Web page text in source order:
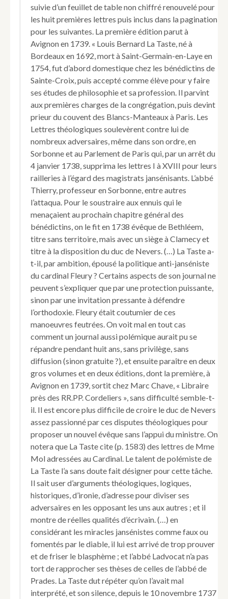
suivie d’un feuillet de table non chiffré renouvelé pour
les huit premières lettres puis inclus dans la pagination
pour les suivantes. La première édition parut à
Avignon en 1739. « Louis Bernard La Taste, né à
Bordeaux en 1692, mort à Saint-Germain-en-Laye en
1754, fut d’abord domestique chez les bénédictins de
Sainte-Croix, puis accepté comme élève pour y faire
ses études de philosophie et sa profession. Il parvint
aux premières charges de la congrégation, puis devint
prieur du couvent des Blancs-Manteaux à Paris. Les
Lettres théologiques soulevèrent contre lui de
nombreux adversaires, même dans son ordre, en
Sorbonne et au Parlement de Paris qui, par un arrêt du
4 janvier 1738, supprima les lettres I à XVIII pour leurs
railleries à l’égard des magistrats jansénisants. L’abbé
Thierry, professeur en Sorbonne, entre autres
l’attaqua. Pour le soustraire aux ennuis qui le
menaçaient au prochain chapitre général des
bénédictins, on le fit en 1738 évêque de Bethléem,
titre sans territoire, mais avec un siège à Clamecy et
titre à la disposition du duc de Nevers. (…) La Taste a-
t-il, par ambition, épousé la politique anti-janséniste
du cardinal Fleury ? Certains aspects de son journal ne
peuvent s’expliquer que par une protection puissante,
sinon par une invitation pressante à défendre
l’orthodoxie. Fleury était coutumier de ces
manoeuvres feutrées. On voit mal en tout cas
comment un journal aussi polémique aurait pu se
répandre pendant huit ans, sans privilège, sans
diffusion (sinon gratuite ?), et ensuite paraître en deux
gros volumes et en deux éditions, dont la première, à
Avignon en 1739, sortit chez Marc Chave, « Libraire
près des RR.PP. Cordeliers », sans difficulté semble-t-
il. Il est encore plus difficile de croire le duc de Nevers
assez passionné par ces disputes théologiques pour
proposer un nouvel évêque sans l’appui du ministre. On
notera que La Taste cite (p. 1583) des lettres de Mme
Mol adressées au Cardinal. Le talent de polémiste de
La Taste l’a sans doute fait désigner pour cette tâche.
Il sait user d’arguments théologiques, logiques,
historiques, d’ironie, d’adresse pour diviser ses
adversaires en les opposant les uns aux autres ; et il
montre de réelles qualités d’écrivain. (…) en
considérant les miracles jansénistes comme faux ou
fomentés par le diable, il lui est arrivé de trop prouver
et de friser le blasphème ; et l’abbé Ladvocat n’a pas
tort de rapprocher ses thèses de celles de l’abbé de
Prades. La Taste dut répéter qu’on l’avait mal
interprété, et son silence, depuis le 10 novembre 1737